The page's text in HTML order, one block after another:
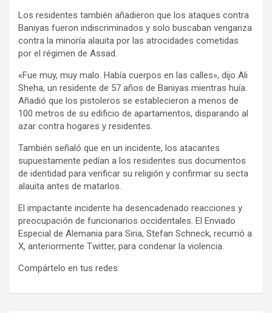
Los residentes también añadieron que los ataques contra
Baniyas fueron indiscriminados y solo buscaban venganza
contra la minoría alauita por las atrocidades cometidas
por el régimen de Assad.
«Fue muy, muy malo. Había cuerpos en las calles», dijo Ali
Sheha, un residente de 57 años de Baniyas mientras huía.
Añadió que los pistoleros se establecieron a menos de
100 metros de su edificio de apartamentos, disparando al
azar contra hogares y residentes.
También señaló que en un incidente, los atacantes
supuestamente pedían a los residentes sus documentos
de identidad para verificar su religión y confirmar su secta
alauita antes de matarlos.
El impactante incidente ha desencadenado reacciones y
preocupación de funcionarios occidentales. El Enviado
Especial de Alemania para Siria, Stefan Schneck, recurrió a
X, anteriormente Twitter, para condenar la violencia.
Compártelo en tus redes: